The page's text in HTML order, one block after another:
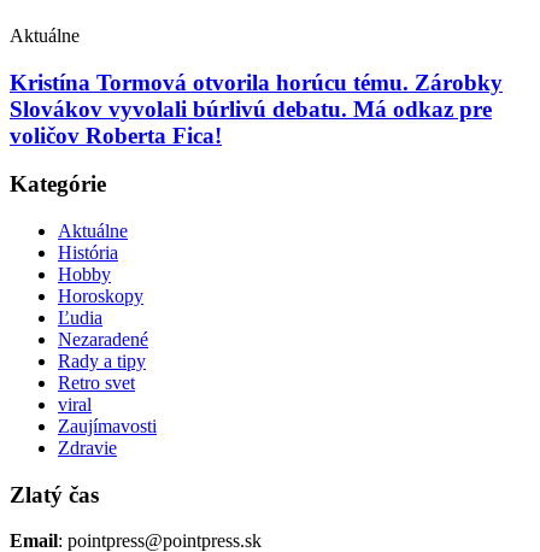
Aktuálne
Kristína Tormová otvorila horúcu tému. Zárobky
Slovákov vyvolali búrlivú debatu. Má odkaz pre
voličov Roberta Fica!
Kategórie
Aktuálne
História
Hobby
Horoskopy
Ľudia
Nezaradené
Rady a tipy
Retro svet
viral
Zaujímavosti
Zdravie
Zlatý čas
Email: pointpress@pointpress.sk